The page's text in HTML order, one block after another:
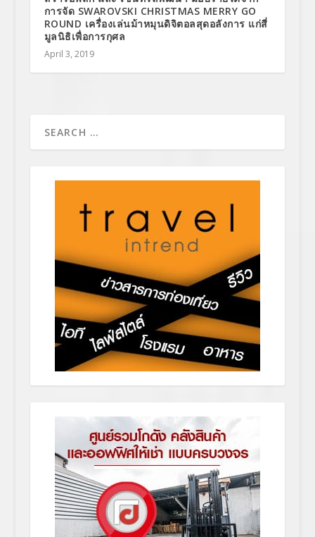
การจัด SWAROVSKI CHRISTMAS MERRY GO
ROUND เครื่องเล่นม้าหมุนดิจิตอลสุดอลังการ แก่สี่
มูลนิธิเพื่อการกุศล
April 3, 2019